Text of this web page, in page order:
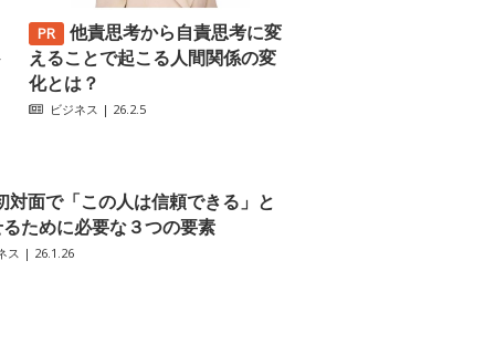
他責思考から自責思考に変
えることで起こる人間関係の変
化とは？
ビジネス | 26.2.5
対面で「この人は信頼できる」と
ために必要な３つの要素
ス | 26.1.26